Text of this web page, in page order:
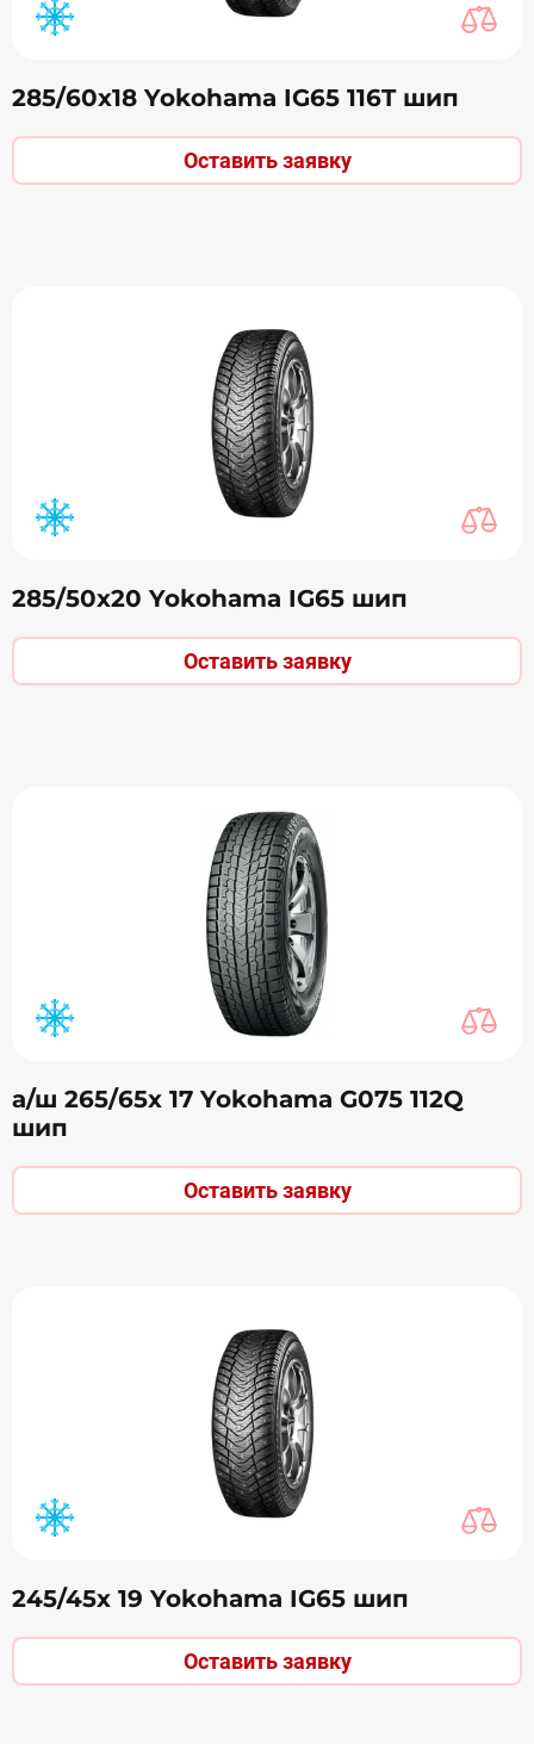
285/60х18 Yokohama IG65 116T шип
Оставить заявку
285/50х20 Yokohama IG65 шип
Оставить заявку
а/ш 265/65х 17 Yokohama G075 112Q
шип
Оставить заявку
245/45х 19 Yokohama IG65 шип
Оставить заявку